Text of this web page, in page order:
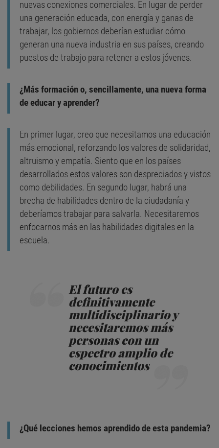
nuevas conexiones comerciales. En lugar de perder
una generación educada, con energía y ganas de
trabajar, los gobiernos deberían estudiar cómo
generan una nueva industria en sus países, creando
puestos de trabajo para retener a estos jóvenes.
¿Más formación o, sencillamente, una nueva forma
de educar y aprender?
En primer lugar, creo que necesitamos una educación
más emocional, reforzando los valores de solidaridad,
altruismo y empatía. Siento que en los países
desarrollados estos valores son despreciados y vistos
como debilidades. En segundo lugar, habrá una
brecha de habilidades dentro de la ciudadanía y
deberíamos trabajar para salvarla. Necesitaremos
enfocarnos más en las habilidades digitales en la
escuela.
El futuro es
definitivamente
multidisciplinario y
necesitaremos más
personas con un
espectro amplio de
conocimientos
¿Qué lecciones hemos aprendido de esta pandemia?